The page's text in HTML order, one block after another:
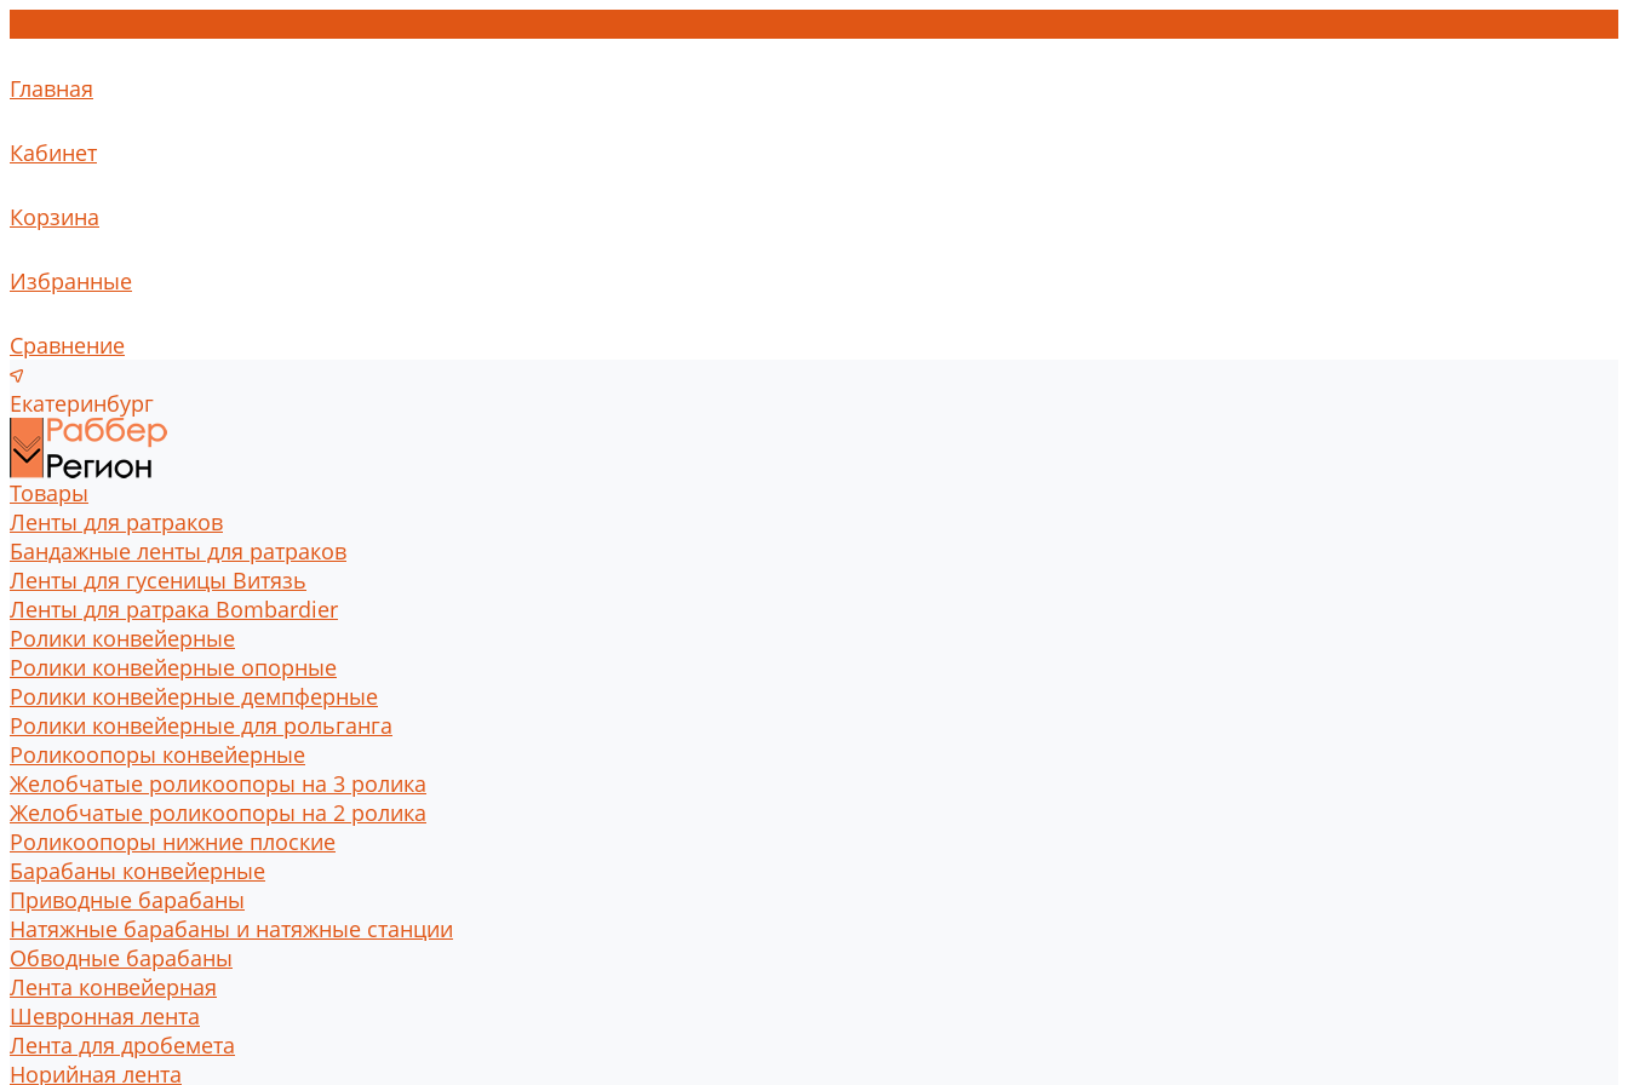
Главная
Кабинет
Корзина
Избранные
Сравнение
Екатеринбург
Товары
Ленты для ратраков
Бандажные ленты для ратраков
Ленты для гусеницы Витязь
Ленты для ратрака Bombardier
Ролики конвейерные
Ролики конвейерные опорные
Ролики конвейерные демпферные
Ролики конвейерные для рольганга
Роликоопоры конвейерные
Желобчатые роликоопоры на 3 ролика
Желобчатые роликоопоры на 2 ролика
Роликоопоры нижние плоские
Барабаны конвейерные
Приводные барабаны
Натяжные барабаны и натяжные станции
Обводные барабаны
Лента конвейерная
Шевронная лента
Лента для дробемета
Норийная лента